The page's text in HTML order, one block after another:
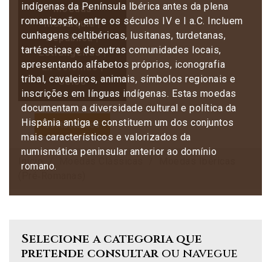
Moedas
monarquia |
República |
Estrangeiras |
Ex-colónias |
Selos
Contacte-nos
Início
indígenas da Península Ibérica antes da plena
romanização, entre os séculos IV e I a.C. Incluem
cunhagens celtibéricas, lusitanas, turdetanas,
tartéssicas e de outras comunidades locais,
apresentando alfabetos próprios, iconografia
tribal, cavaleiros, animais, símbolos regionais e
inscrições em línguas indígenas. Estas moedas
documentam a diversidade cultural e política da
Hispânia antiga e constituem um dos conjuntos
mais característicos e valorizados da
numismática peninsular anterior ao domínio
romano.
Selecione a categoria que
pretende consultarou navegue